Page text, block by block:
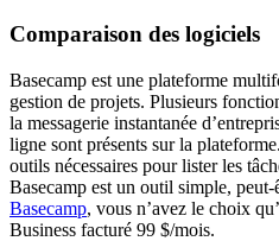
Comparaison des logiciels
Basecamp est une plateforme
gestion de projets. Plusieurs
la messagerie instantanée
ligne sont présents sur la
outils nécessaires pour lister les
Basecamp est un outil simple,
Basecamp, vous n’avez le choix
Business facturé 99 $/mois.